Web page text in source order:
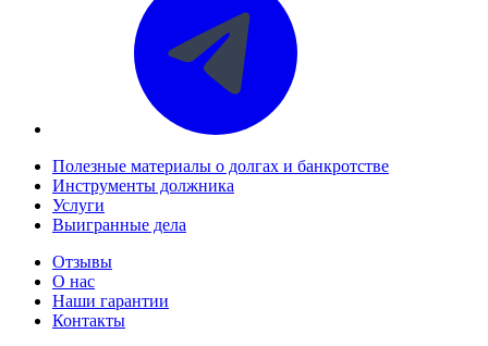
Полезные материалы о долгах и банкротстве
Инструменты должника
Услуги
Выигранные дела
Отзывы
О нас
Наши гарантии
Контакты